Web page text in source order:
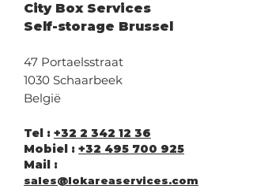
City Box Services
Self-storage Brussel
47 Portaelsstraat
1030 Schaarbeek
België
Tel : +32 2 342 12 36
Mobiel : +32 495 700 925
Mail :
sales@lokareaservices.com